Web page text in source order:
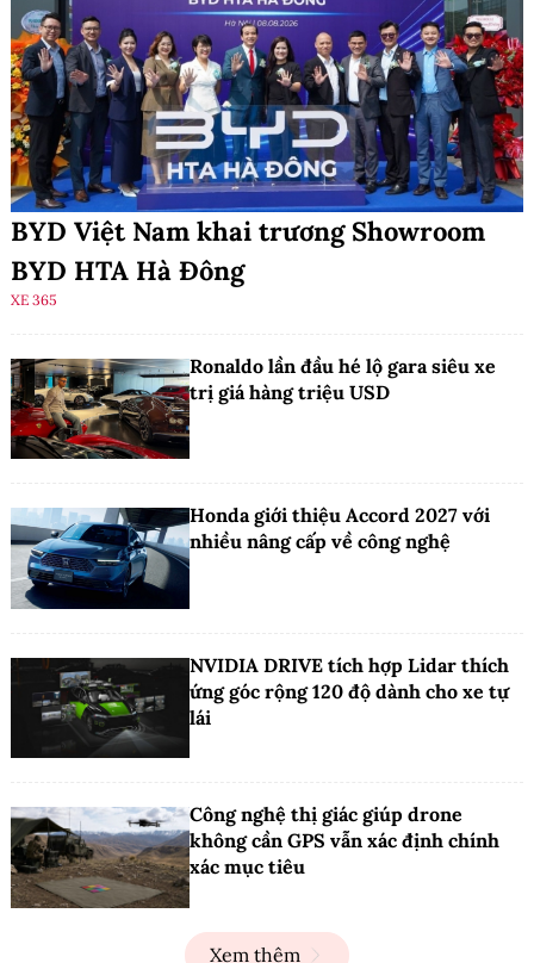
BYD Việt Nam khai trương Showroom
BYD HTA Hà Đông
XE 365
Ronaldo lần đầu hé lộ gara siêu xe
trị giá hàng triệu USD
Honda giới thiệu Accord 2027 với
nhiều nâng cấp về công nghệ
NVIDIA DRIVE tích hợp Lidar thích
ứng góc rộng 120 độ dành cho xe tự
lái
Công nghệ thị giác giúp drone
không cần GPS vẫn xác định chính
xác mục tiêu
Xem thêm